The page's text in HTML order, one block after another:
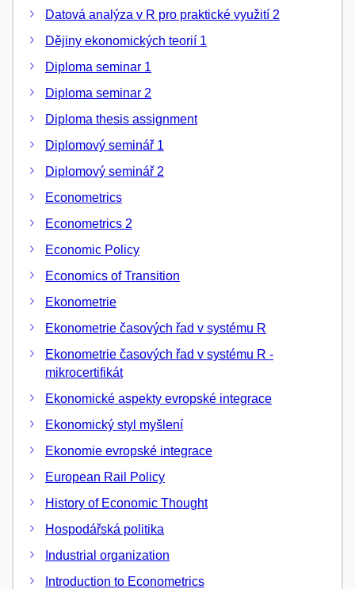
Datová analýza v R pro praktické využití 2
Dějiny ekonomických teorií 1
Diploma seminar 1
Diploma seminar 2
Diploma thesis assignment
Diplomový seminář 1
Diplomový seminář 2
Econometrics
Econometrics 2
Economic Policy
Economics of Transition
Ekonometrie
Ekonometrie časových řad v systému R
Ekonometrie časových řad v systému R -
mikrocertifikát
Ekonomické aspekty evropské integrace
Ekonomický styl myšlení
Ekonomie evropské integrace
European Rail Policy
History of Economic Thought
Hospodářská politika
Industrial organization
Introduction to Econometrics